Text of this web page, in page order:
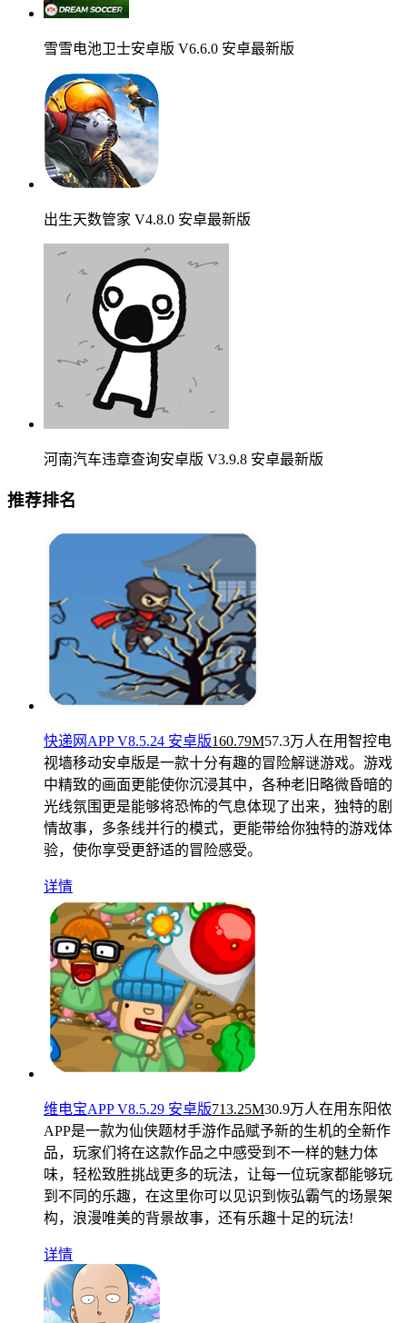
雪雪电池卫士安卓版 V6.6.0 安卓最新版
出生天数管家 V4.8.0 安卓最新版
河南汽车违章查询安卓版 V3.9.8 安卓最新版
推荐排名
快递网APP V8.5.24 安卓版160.79M57.3万人在用智控电
视墙移动安卓版是一款十分有趣的冒险解谜游戏。游戏
中精致的画面更能使你沉浸其中，各种老旧略微昏暗的
光线氛围更是能够将恐怖的气息体现了出来，独特的剧
情故事，多条线并行的模式，更能带给你独特的游戏体
验，使你享受更舒适的冒险感受。
详情
维电宝APP V8.5.29 安卓版713.25M30.9万人在用 东阳侬
APP是一款为仙侠题材手游作品赋予新的生机的全新作
品，玩家们将在这款作品之中感受到不一样的魅力体
味，轻松致胜挑战更多的玩法，让每一位玩家都能够玩
到不同的乐趣，在这里你可以见识到恢弘霸气的场景架
构，浪漫唯美的背景故事，还有乐趣十足的玩法!
详情